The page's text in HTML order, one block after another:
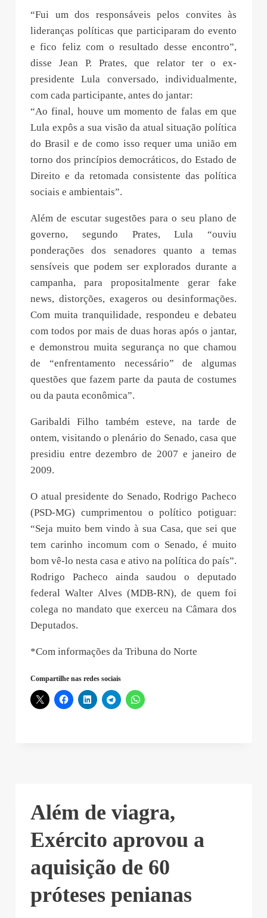
“Fui um dos responsáveis pelos convites às
lideranças políticas que participaram do evento
e fico feliz com o resultado desse encontro”,
disse Jean P. Prates, que relator ter o ex-
presidente Lula conversado, individualmente,
com cada participante, antes do jantar:
“Ao final, houve um momento de falas em que
Lula expôs a sua visão da atual situação política
do Brasil e de como isso requer uma união em
torno dos princípios democráticos, do Estado de
Direito e da retomada consistente das política
sociais e ambientais”.
Além de escutar sugestões para o seu plano de
governo, segundo Prates, Lula “ouviu
ponderações dos senadores quanto a temas
sensíveis que podem ser explorados durante a
campanha, para propositalmente gerar fake
news, distorções, exageros ou desinformações.
Com muita tranquilidade, respondeu e debateu
com todos por mais de duas horas após o jantar,
e demonstrou muita segurança no que chamou
de “enfrentamento necessário” de algumas
questões que fazem parte da pauta de costumes
ou da pauta econômica”.
Garibaldi Filho também esteve, na tarde de
ontem, visitando o plenário do Senado, casa que
presidiu entre dezembro de 2007 e janeiro de
2009.
O atual presidente do Senado, Rodrigo Pacheco
(PSD-MG) cumprimentou o político potiguar:
“Seja muito bem vindo à sua Casa, que sei que
tem carinho incomum com o Senado, é muito
bom vê-lo nesta casa e ativo na política do país”.
Rodrigo Pacheco ainda saudou o deputado
federal Walter Alves (MDB-RN), de quem foi
colega no mandato que exerceu na Câmara dos
Deputados.
*Com informações da Tribuna do Norte
Compartilhe nas redes sociais
Além de viagra,
Exército aprovou a
aquisição de 60
próteses penianas